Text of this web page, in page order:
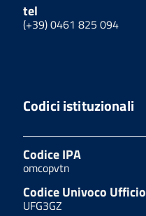
tel
(+39) 0461 825 094
Codici istituzionali
Codice IPA
omcopvtn
Codice Univoco Ufficio
UFG3GZ